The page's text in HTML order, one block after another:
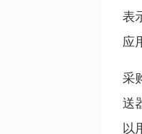
表
应
采
送
以